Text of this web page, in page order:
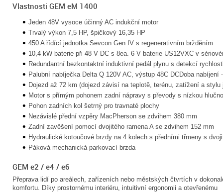
Vlastnosti GEM eM 1400
Jeden 48V vysoce účinný AC indukční motor
Trvalý výkon 7,5 HP, špičkový 16,35 HP
450 A řídící jednotka Sevcon Gen IV s regenerativním bržděním
10,4 kW baterie při 48 V DC s 8ea. 6 V baterie US12VXC v
Redundantní bezkontaktní induktivní pedál plynu s detekcí
Palubní nabíječka Delta Q 120V AC, výstup 48C DCDoba
Dojezd až 72 km (dojezd závisí na teplotě, terénu, zatížení a stylu
Motor s přímým pohonem zadní nápravy s převody s nízkou
Pohon zadních kol šetrný pro travnaté plochy
Nezávislé přední vzpěry MacPherson se zdvihem 380 mm
Zadní zavěšení pomocí dvojitého ramena A se zdvihem 152 mm
Hydraulické kotoučové brzdy na 4 kolech s předními třmeny s
Páková mechanická parkovací brzda
GEM e2 / e4 / e6
Přeprava lidí po areálech, zařízeních nebo městských čtvrtích v
komfortu. Díky prostornému interiéru, intuitivní ergonomii a otevřenému